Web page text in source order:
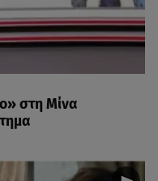
στη Μίνα